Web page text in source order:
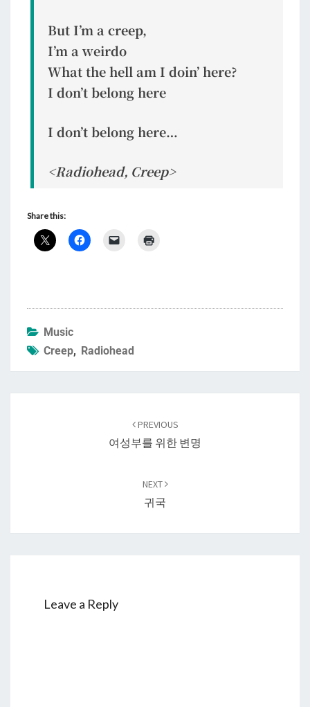
But I’m a creep,
I’m a weirdo
What the hell am I doin’ here?
I don’t belong here
I don’t belong here…
<Radiohead, Creep>
Share this:
Music
Creep, Radiohead
PREVIOUS
여성부를 위한 변명
NEXT
귀국
Leave a Reply